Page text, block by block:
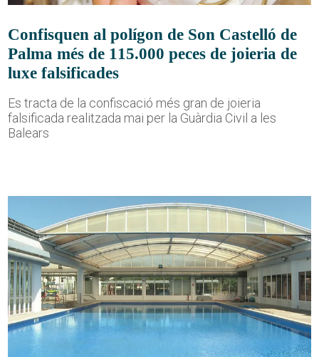
Confisquen al polígon de Son Castelló de
Palma més de 115.000 peces de joieria de
luxe falsificades
Es tracta de la confiscació més gran de joieria
falsificada realitzada mai per la Guàrdia Civil a les
Balears